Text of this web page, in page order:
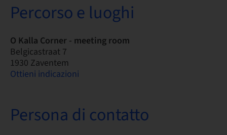
Percorso e luoghi
O Kalla Corner - meeting room
Belgicastraat 7
1930 Zaventem
Ottieni indicazioni
Persona di contatto